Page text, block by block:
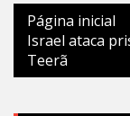
Página inicial
Israel ataca
Teerã